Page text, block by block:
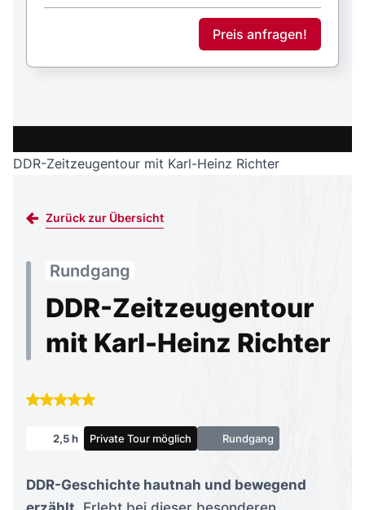
DDR-Zeitzeugentour
mit Karl-Heinz Richter
2,5 h Private Tour möglich
DDR-Geschichte hautnah und bewegend
erzählt.Erlebt bei dieser besonderen
Stadtführung die ganz persönliche
Heinz Richter. Ein spektakulärer
Fluchtversuch, unmenschliche Stasi-
Verhörmethoden und die Zeit der Inhaftierung
der Nähe vom Bahnhof Friedrichstraße.